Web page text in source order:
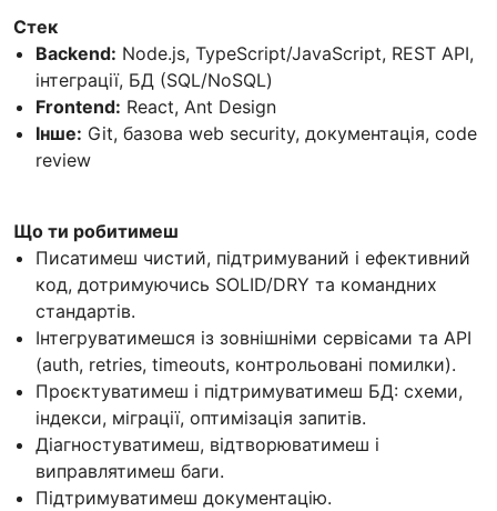
Стек
Backend: Node.js, TypeScript/JavaScript, REST API,
інтеграції, БД (SQL/NoSQL)
Frontend: React, Ant Design
Інше: Git, базова web security, документація, code
review
Що ти робитимеш
Писатимеш чистий, підтримуваний і ефективний
код, дотримуючись SOLID/DRY та командних
стандартів.
Інтегруватимешся із зовнішніми сервісами та API
(auth, retries, timeouts, контрольовані помилки).
Проєктуватимеш і підтримуватимеш БД: схеми,
індекси, міграції, оптимізація запитів.
Діагностуватимеш, відтворюватимеш і
виправлятимеш баги.
Підтримуватимеш документацію.